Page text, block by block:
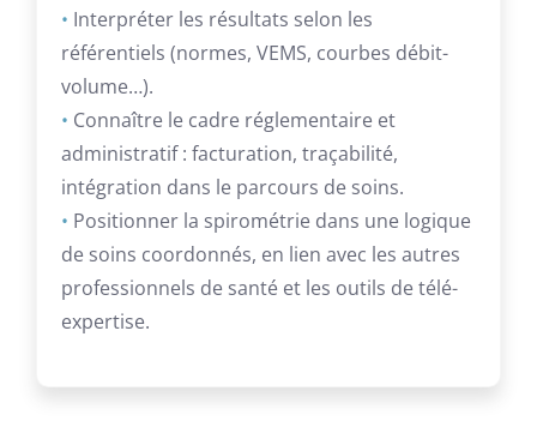
• Interpréter les résultats selon les
référentiels (normes, VEMS, courbes débit-
volume…).
• Connaître le cadre réglementaire et
administratif : facturation, traçabilité,
intégration dans le parcours de soins.
• Positionner la spirométrie dans une logique
de soins coordonnés, en lien avec les autres
professionnels de santé et les outils de télé-
expertise.